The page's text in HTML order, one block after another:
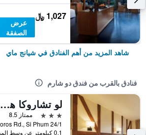
1,027 ﷼
عرض
الصفقة
شاهد المزيد من أهم الفنادق في شيانج ماي
فنادق بالقرب من فندق دو شارم
لو تشاروكا هوتل
3 نجوم
ممتاز 8.5
0.1 كيلومتر عن وسط المدينة